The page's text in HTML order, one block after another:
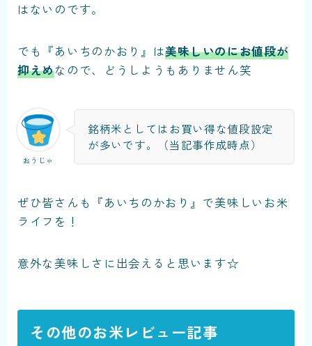
はないのです。
でも『あいちのかおり』は美味しいのにお値段が
抑えめなので、どうしようもありません笑
おうじゃ
銘柄米としてはお買い得な値段設定
が多いです。（当記事作成時点）
ぜひ皆さんも『あいちのかおり』で美味しいお米
ライフを！
意外な美味しさに出会えると思います☆
その他のお米レビュー記事